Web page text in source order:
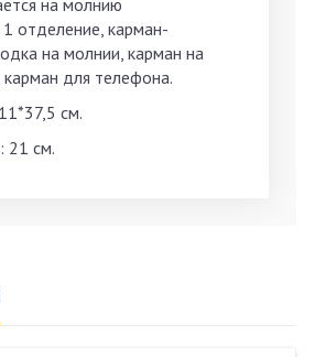
на молнию
отделение, карман-
на молнии, карман на
для телефона.
см.
21 см.